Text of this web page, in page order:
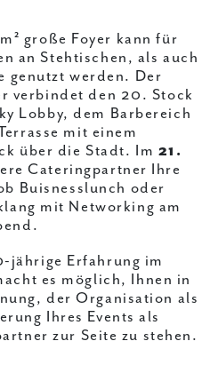
große Foyer kann für
an Stehtischen, als auch
genutzt werden. Der
verbindet den 20. Stock
Lobby, dem Barbereich
mit einem
über die Stadt. Im 21.
Cateringpartner Ihre
Buisnesslunch oder
mit Networking am
jährige Erfahrung im
es möglich, Ihnen in
der Organisation als
Ihres Events als
zur Seite zu stehen.